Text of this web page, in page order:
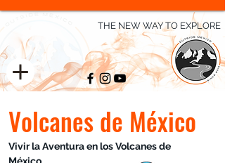
THE NEW WAY TO EXPLORE
Volcanes de México
Vivir la Aventura en los Volcanes de